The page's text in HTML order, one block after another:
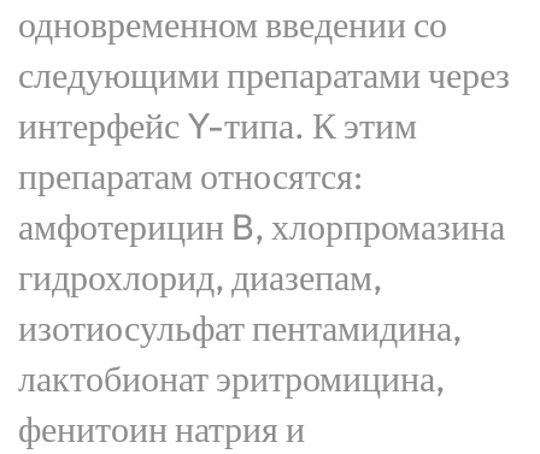
одновременном введении со
следующими препаратами через
интерфейс Y-типа. К этим
препаратам относятся:
амфотерицин B, хлорпромазина
гидрохлорид, диазепам,
изотиосульфат пентамидина,
лактобионат эритромицина,
фенитоин натрия и